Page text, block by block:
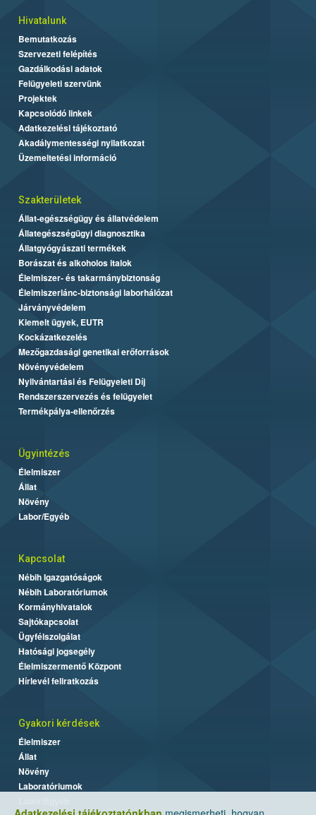
Hivatalunk
Bemutatkozás
Szervezeti felépítés
Gazdálkodási adatok
Felügyeleti szervünk
Projektek
Kapcsolódó linkek
Adatkezelési tájékoztató
Akadálymentességi nyilatkozat
Üzemeltetési információ
Szakterületek
Állat-egészségügy és állatvédelem
Állategészségügyi diagnosztika
Állatgyógyászati termékek
Borászat és alkoholos italok
Élelmiszer- és takarmánybiztonság
Élelmiszerlánc-biztonsági laborhálózat
Járványvédelem
Kiemelt ügyek, EUTR
Kockázatkezelés
Mezőgazdasági genetikai erőforrások
Növényvédelem
Nyilvántartási és Felügyeleti Díj
Rendszerszervezés és felügyelet
Termékpálya-ellenőrzés
Ügyintézés
Élelmiszer
Állat
Növény
Labor/Egyéb
Kapcsolat
Nébih Igazgatóságok
Nébih Laboratóriumok
Kormányhivatalok
Sajtókapcsolat
Ügyfélszolgálat
Hatósági jogsegély
Élelmiszermentő Központ
Hírlevél feliratkozás
Gyakori kérdések
Élelmiszer
Állat
Növény
Laboratóriumok